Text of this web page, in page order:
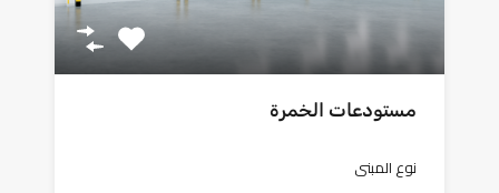
مستودعات الخمرة
نوع المبنى